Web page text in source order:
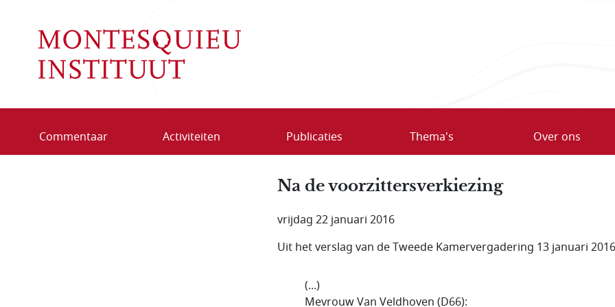
Commentaar Activiteiten Publicaties Thema's Over ons
Na de voorzittersverkiezing
vrijdag 22 januari 2016
Uit het verslag van de Tweede Kamervergadering 13 januari
(...)
Mevrouw Van Veldhoven (D66):